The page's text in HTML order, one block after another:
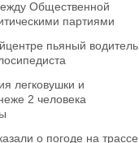
Общественной
партиями
пьяный водитель
легковушки и
2 человека
о погоде на трассе